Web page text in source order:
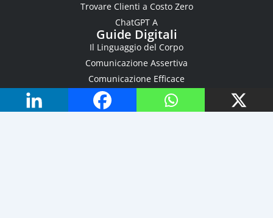
Trovare Clienti a Costo Zero
ChatGPT A
Guide Digitali
Il Linguaggio del Corpo
Comunicazione Assertiva
Comunicazione Efficace
Personal Branding
La Negoziazione Efficace